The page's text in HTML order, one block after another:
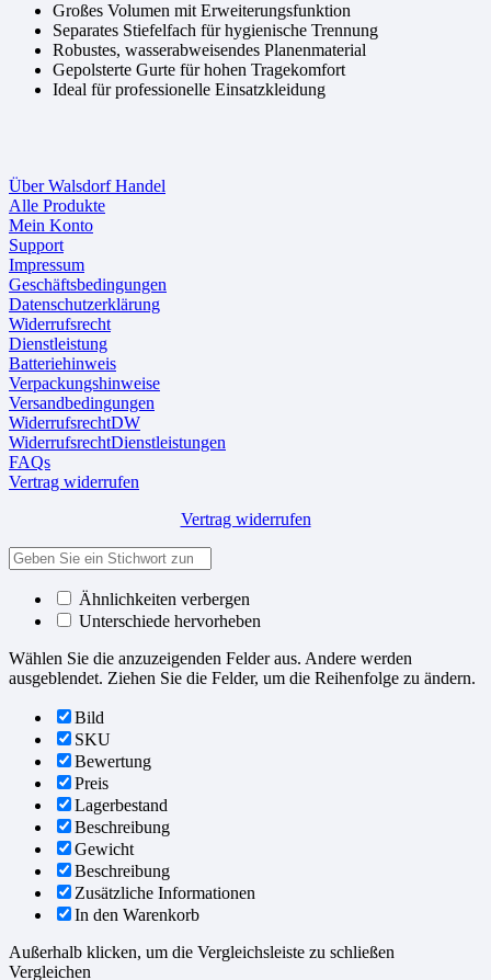
Großes Volumen mit Erweiterungsfunktion
Separates Stiefelfach für hygienische Trennung
Robustes, wasserabweisendes Planenmaterial
Gepolsterte Gurte für hohen Tragekomfort
Ideal für professionelle Einsatzkleidung
Über Walsdorf Handel
Alle Produkte
Mein Konto
Support
Impressum
Geschäftsbedingungen
Datenschutzerklärung
Widerrufsrecht
Dienstleistung
Batteriehinweis
Verpackungshinweise
Versandbedingungen
WiderrufsrechtDW
WiderrufsrechtDienstleistungen
FAQs
Vertrag widerrufen
Vertrag widerrufen
Ähnlichkeiten verbergen
Unterschiede hervorheben
Wählen Sie die anzuzeigenden Felder aus. Andere werden
ausgeblendet. Ziehen Sie die Felder, um die Reihenfolge zu ändern.
Bild
SKU
Bewertung
Preis
Lagerbestand
Beschreibung
Gewicht
Beschreibung
Zusätzliche Informationen
In den Warenkorb
Außerhalb klicken, um die Vergleichsleiste zu schließen
Vergleichen